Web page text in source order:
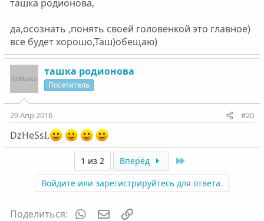
ташка родионова,
да,осознать ,понять своей головенкой это главное)
все будет хорошо,Таш)обещаю)
ташка родионова
Посетитель
29 Апр 2016 #20
DzHeSsI,
1 из 2 Вперёд
Войдите или зарегистрируйтесь для ответа.
Поделиться: WhatsAppЭлектронная почта